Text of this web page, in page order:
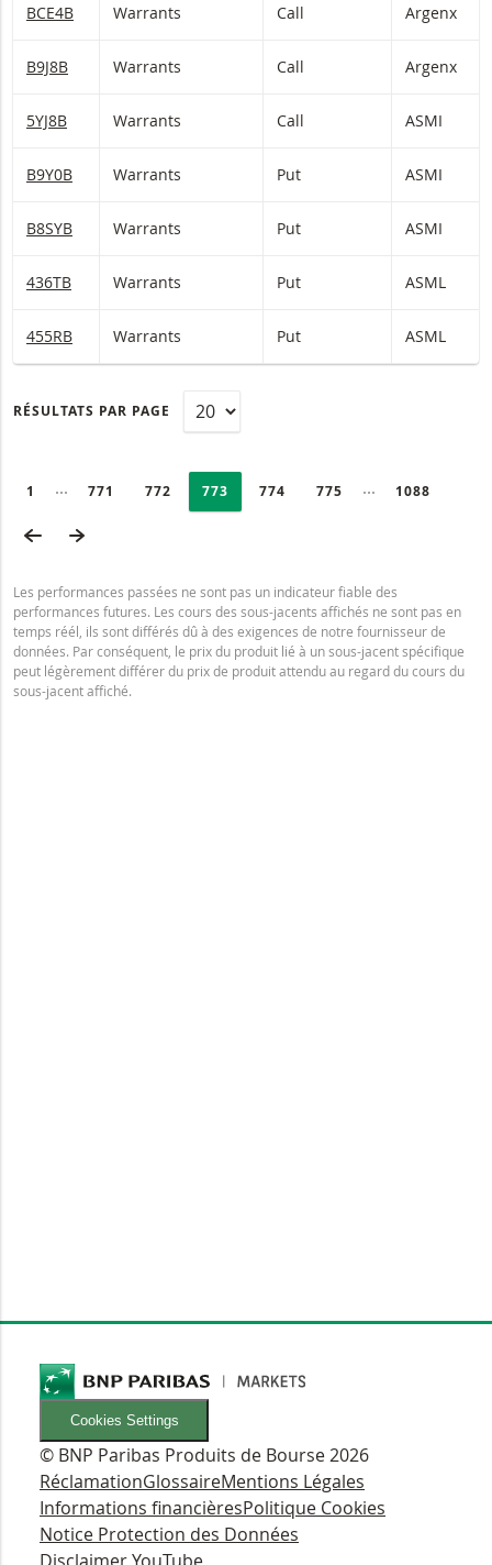
BCE4B Warrants Call Argenx
B9J8B Warrants Call Argenx
5YJ8B Warrants Call ASMI
B9Y0B Warrants Put ASMI
B8SYB Warrants Put ASMI
436TB Warrants Put ASML
455RB Warrants Put ASML
RÉSULTATS PAR PAGE
PAGE
1 Collapsed pages
PAGE
771 PAGE
772 Selected:
PAGE
773 PAGE
774 PAGE
775 Collapsed
DERNIÈRE
1088
PAGE PRÉCÉDENTE
Les performances passées ne sont pas un indicateur fiable des
performances futures. Les cours des sous-jacents affichés ne sont pas en
temps réél, ils sont différés dû à des exigences de notre fournisseur de
données. Par conséquent, le prix du produit lié à un sous-jacent spécifique
peut légèrement différer du prix de produit attendu au regard du cours du
sous-jacent affiché.
Cookies Settings
© BNP Paribas Produits de Bourse 2026
RéclamationGlossaireMentions Légales
Informations financièresPolitique Cookies
Notice Protection des Données